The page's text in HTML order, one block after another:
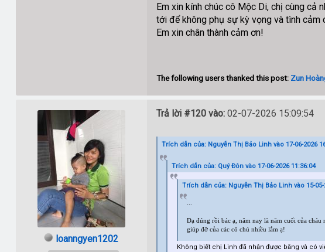
Em xin kính chúc cô Mộc Di, chị cùng cả
tới để không phụ sự kỳ vọng và tình cảm
Em xin chân thành cảm ơn!
The following users thanked this post: Zun
loanngyen1202
Trả lời #120 vào:02-07-2026 15:09:54
Trích dẫn của: Nguyễn Thị Bảo Linh vào 17-06-2026
Trích dẫn của: Quý Đôn vào 17-06-2026 11:36:04
Trích dẫn của: Nguyễn Thị Bảo Linh vào 15-05-
Dạ đúng rồi bác ạ, năm nay là năm cuối của
giúp đỡ của các cô chú nhiều lắm ạ!
Không biết chị Linh đã nhận được bằng và có